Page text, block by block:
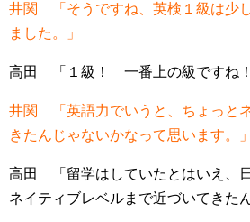
井関 「そうですね、英検１級は少
ました。」
高田 「１級！ 一番上の級ですね！
井関 「英語力でいうと、ちょっと
きたんじゃないかなって思います。」
高田 「留学はしていたとはいえ、
ネイティブレベルまで近づいてきた